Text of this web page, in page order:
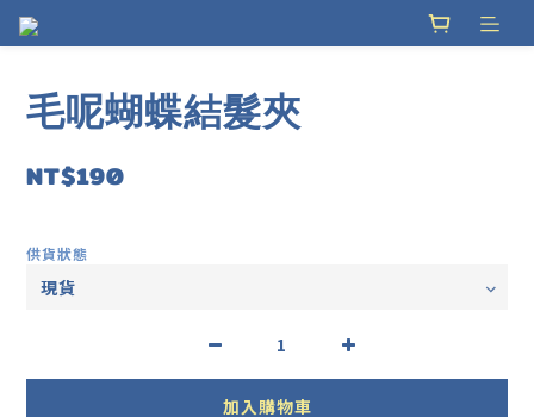
毛呢蝴蝶結髮夾
NT$190
供貨狀態
加入購物車